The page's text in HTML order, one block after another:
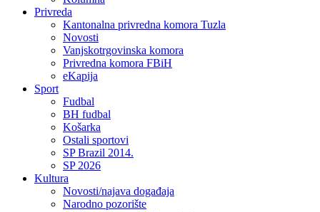
Privreda
Kantonalna privredna komora Tuzla
Novosti
Vanjskotrgovinska komora
Privredna komora FBiH
eKapija
Sport
Fudbal
BH fudbal
Košarka
Ostali sportovi
SP Brazil 2014.
SP 2026
Kultura
Novosti/najava događaja
Narodno pozorište